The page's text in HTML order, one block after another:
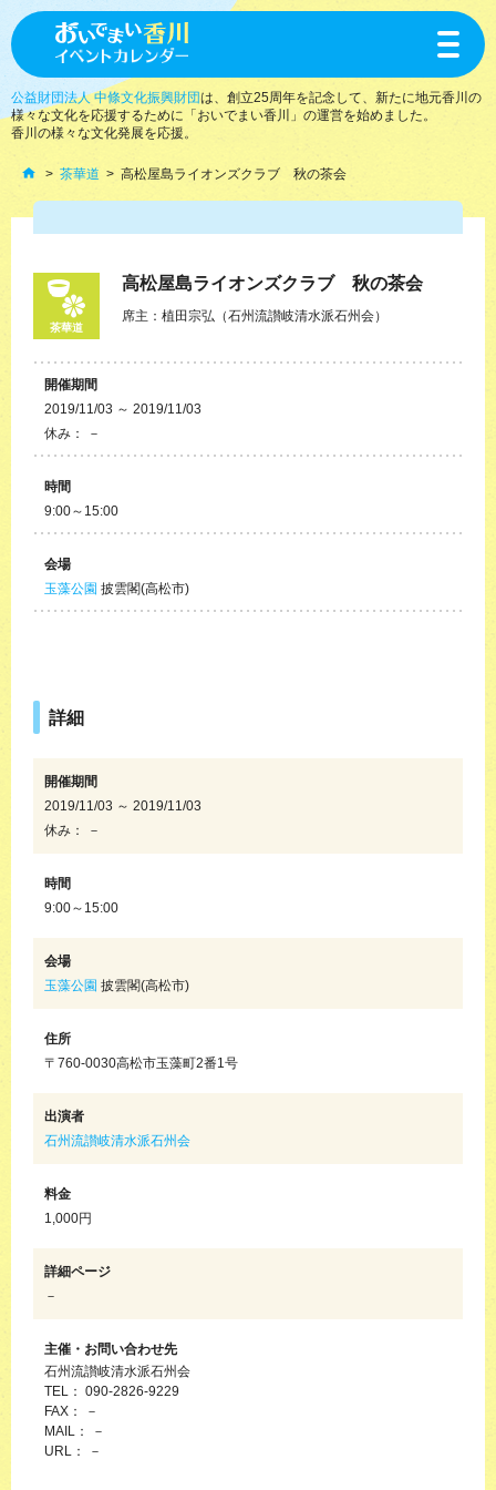
toggle
公益財団法人 中條文化振興財団は、創立25周年を記念して、新たに地元香川の
様々な文化を応援するために「おいでまい香川」の運営を始めました。
香川の様々な文化発展を応援。
茶華道 高松屋島ライオンズクラブ 秋の茶会
茶華道
高松屋島ライオンズクラブ 秋の茶会
席主：植田宗弘（石州流讃岐清水派石州会）
開催期間
2019/11/03 ～ 2019/11/03
休み： －
時間
9:00～15:00
会場
玉藻公園 披雲閣(高松市)
詳細
開催期間
2019/11/03 ～ 2019/11/03
休み： －
時間
9:00～15:00
会場
玉藻公園 披雲閣(高松市)
住所
〒760-0030高松市玉藻町2番1号
出演者
石州流讃岐清水派石州会
料金
1,000円
詳細ページ
－
主催・お問い合わせ先
石州流讃岐清水派石州会
TEL： 090-2826-9229
FAX： －
MAIL： －
URL： －